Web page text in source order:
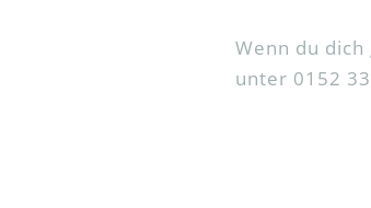
Wenn du
unter 0152